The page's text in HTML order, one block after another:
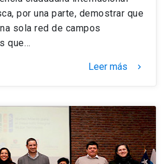
por una parte, demostrar que
sola red de campos
que…
Leer más keyboard_arrow_right